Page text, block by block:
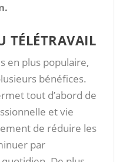
TÉLÉTRAVAIL
en plus populaire,
bénéfices.
tout d’abord de
et vie
de réduire les
par